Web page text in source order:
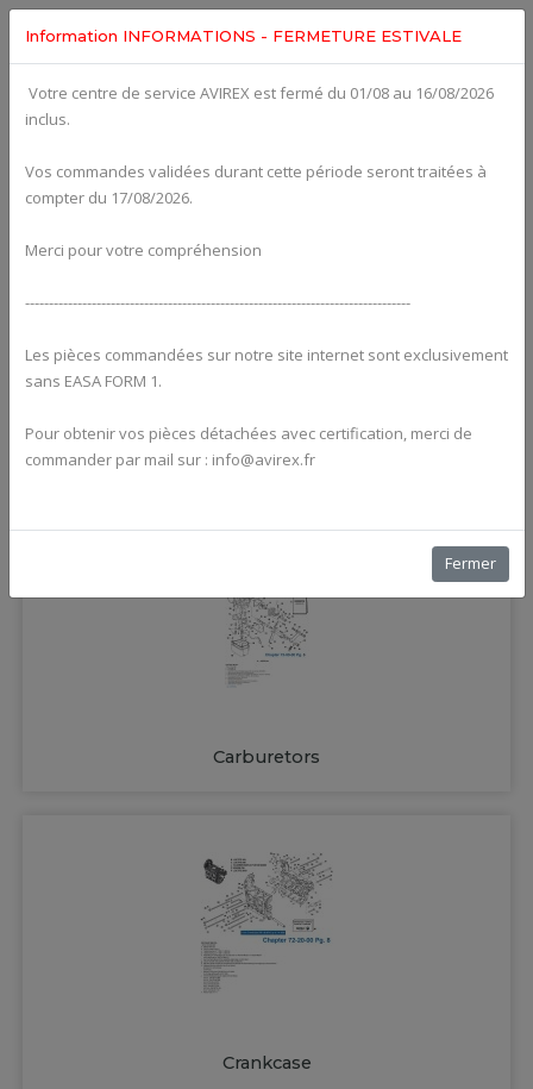
Alternators
Carburetors
Crankcase
Information INFORMATIONS - FERMETURE ESTIVALE
Votre centre de service AVIREX est fermé du 01/08 au 16/08/2026
inclus.
Vos commandes validées durant cette période seront traitées à
compter du 17/08/2026.
Merci pour votre compréhension
---------------------------------------------------------------------------------
Les pièces commandées sur notre site internet sont exclusivement
sans EASA FORM 1.
Pour obtenir vos pièces détachées avec certification, merci de
commander par mail sur : info@avirex.fr
Fermer